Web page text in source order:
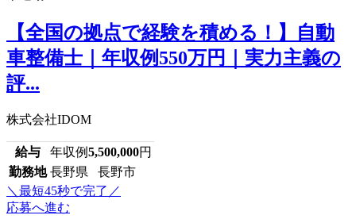
【全国の拠点で経験を積める！】自動
車整備士｜年収例550万円｜実力主義の
評...
株式会社IDOM
給与 年収例5,500,000円
勤務地 長野県 長野市
＼最短45秒で完了／
応募へ進む